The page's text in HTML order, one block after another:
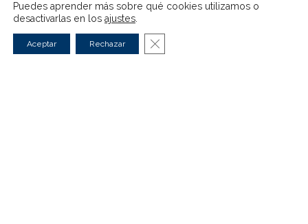
CITROEN C3 Aircross vs CITROEN C3
Puedes aprender más sobre qué cookies utilizamos o
desactivarlas en los ajustes
Aceptar Rechazar Cerrar el banner de cookies